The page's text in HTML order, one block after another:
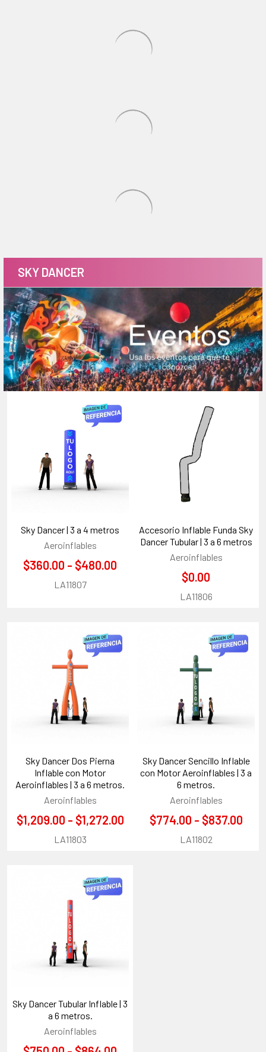
SKY DANCER
Sky Dancer | 3 a 4 metros
Aeroinflables
$360.00 - $480.00
LA11807
Accesorio Inflable Funda Sky
Dancer Tubular | 3 a 6 metros
Aeroinflables
$0.00
LA11806
Sky Dancer Dos Pierna
Inflable con Motor
Aeroinflables | 3 a 6 metros.
Aeroinflables
$1,209.00 - $1,272.00
LA11803
Sky Dancer Sencillo Inflable
con Motor Aeroinflables | 3 a
6 metros.
Aeroinflables
$774.00 - $837.00
LA11802
Sky Dancer Tubular Inflable | 3
a 6 metros.
Aeroinflables